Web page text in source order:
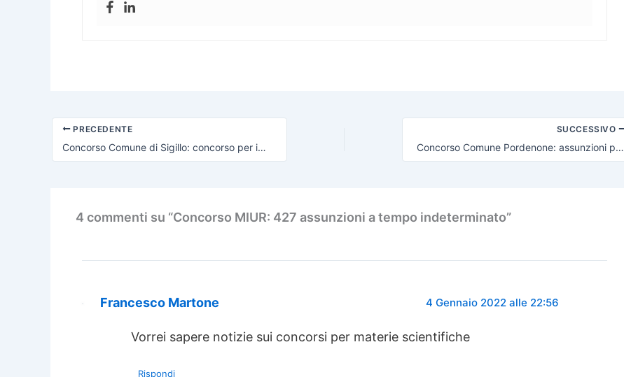
PRECEDENTE
Concorso Comune di Sigillo: concorso per impiegati amministrativi
SUCCESSIVO
Concorso Comune Pordenone: assunzioni per impiegati amministrativi
4 commenti su “Concorso MIUR: 427 assunzioni a tempo indeterminato”
Francesco Martone 4 Gennaio 2022 alle 22:56
Vorrei sapere notizie sui concorsi per materie scientifiche
Rispondi